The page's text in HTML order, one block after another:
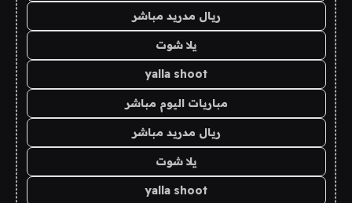
ريال مدريد مباشر
يلا شوت
yalla shoot
مباريات اليوم مباشر
ريال مدريد مباشر
يلا شوت
yalla shoot